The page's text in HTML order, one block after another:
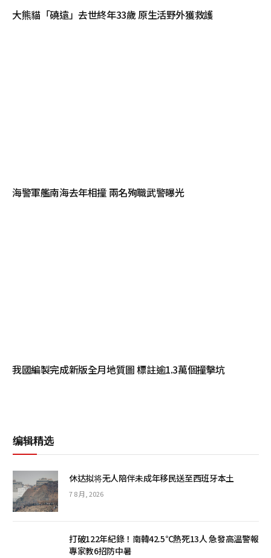
大熊貓「磽遠」去世終年33歲 原生活野外獲救護
海警軍艦南海去年相撞 兩名殉職武警曝光
我國編製完成新版全月地質圖 標註逾1.3萬個撞擊坑
编辑精选
休达拟将无人陪伴未成年移民送至西班牙本土
7 8 月, 2026
打破122年紀錄！南韓42.5℃熱死13人 急發高溫警報
專家教6招防中暑